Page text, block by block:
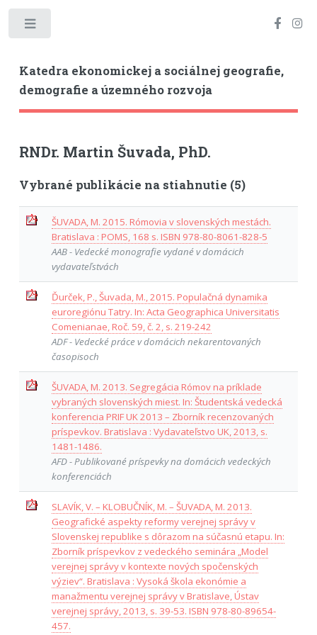
Katedra ekonomickej a sociálnej geografie,
demografie a územného rozvoja
RNDr. Martin Šuvada, PhD.
Vybrané publikácie na stiahnutie (5)
ŠUVADA, M. 2015. Rómovia v slovenských mestách.
Bratislava : POMS, 168 s. ISBN 978-80-8061-828-5
AAB - Vedecké monografie vydané v domácich
vydavateľstvách
Ďurček, P., Šuvada, M., 2015. Populačná dynamika
euroregiónu Tatry. In: Acta Geographica Universitatis
Comenianae, Roč. 59, č. 2, s. 219-242
ADF - Vedecké práce v domácich nekarentovaných
časopisoch
ŠUVADA, M. 2013. Segregácia Rómov na príklade
vybraných slovenských miest. In: Študentská vedecká
konferencia PRIF UK 2013 – Zborník recenzovaných
príspevkov. Bratislava : Vydavateľstvo UK, 2013, s.
1481-1486.
AFD - Publikované príspevky na domácich vedeckých
konferenciách
SLAVÍK, V. – KLOBUČNÍK, M. – ŠUVADA, M. 2013.
Geografické aspekty reformy verejnej správy v
Slovenskej republike s dôrazom na súčasnú etapu. In:
Zborník príspevkov z vedeckého seminára „Model
verejnej správy v kontexte nových spočenských
výziev“. Bratislava : Vysoká škola ekonómie a
manažmentu verejnej správy v Bratislave, Ústav
verejnej správy, 2013, s. 39-53. ISBN 978-80-89654-
457.